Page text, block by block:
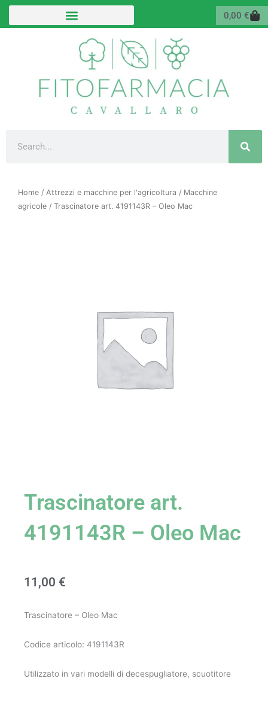
Vai
0,00 €
Home / Attrezzi e macchine per l'agricoltura / Macchine
agricole / Trascinatore art. 4191143R – Oleo Mac
Trascinatore art.
4191143R – Oleo Mac
11,00 €
Trascinatore – Oleo Mac
Codice articolo: 4191143R
Utilizzato in vari modelli di decespugliatore, scuotitore